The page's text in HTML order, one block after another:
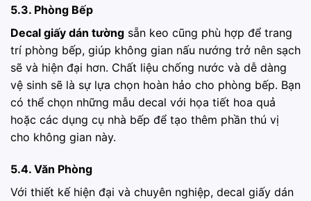
5.3. Phòng Bếp
Decal giấy dán tường sẵn keo cũng phù hợp để trang
trí phòng bếp, giúp không gian nấu nướng trở nên sạch
sẽ và hiện đại hơn. Chất liệu chống nước và dễ dàng
vệ sinh sẽ là sự lựa chọn hoàn hảo cho phòng bếp. Bạn
có thể chọn những mẫu decal với họa tiết hoa quả
hoặc các dụng cụ nhà bếp để tạo thêm phần thú vị
cho không gian này.
5.4. Văn Phòng
Với thiết kế hiện đại và chuyên nghiệp, decal giấy dán